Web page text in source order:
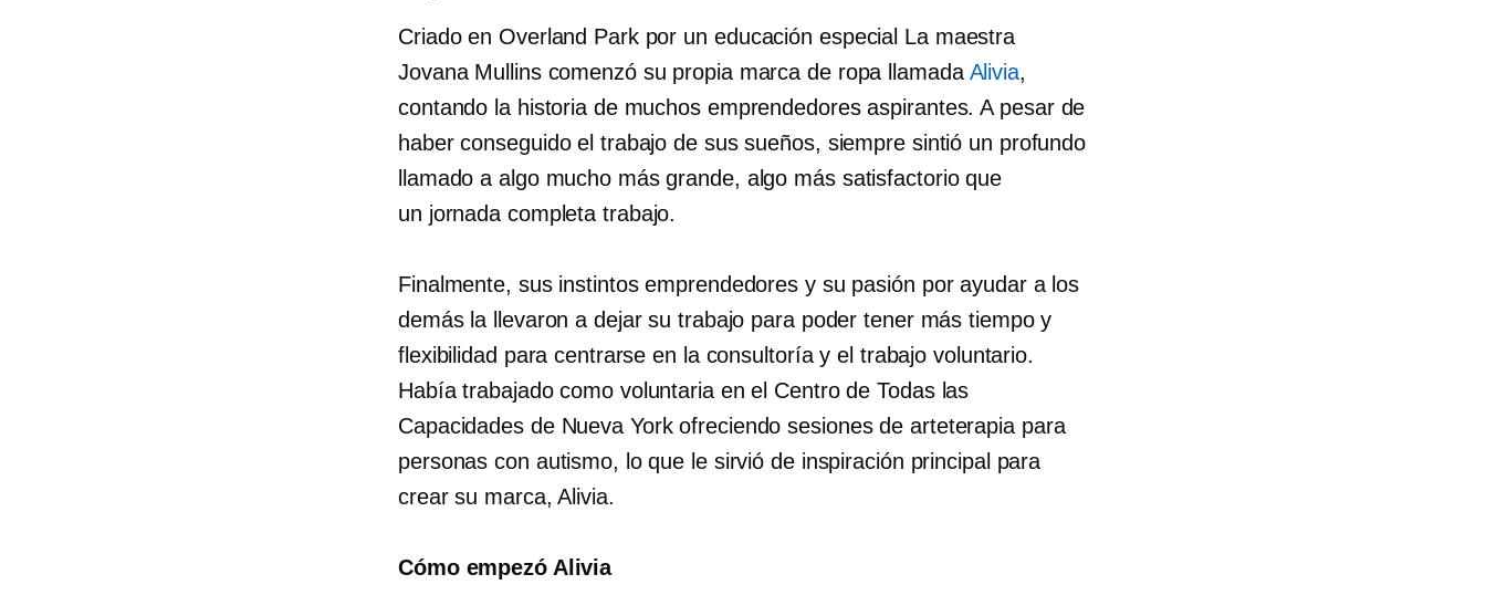
Criado en Overland Park por un educación especial La maestra
Jovana Mullins comenzó su propia marca de ropa llamada Alivia,
contando la historia de muchos emprendedores aspirantes. A pesar de
haber conseguido el trabajo de sus sueños, siempre sintió un profundo
llamado a algo mucho más grande, algo más satisfactorio que
un jornada completa trabajo.
Finalmente, sus instintos emprendedores y su pasión por ayudar a los
demás la llevaron a dejar su trabajo para poder tener más tiempo y
flexibilidad para centrarse en la consultoría y el trabajo voluntario.
Había trabajado como voluntaria en el Centro de Todas las
Capacidades de Nueva York ofreciendo sesiones de arteterapia para
personas con autismo, lo que le sirvió de inspiración principal para
crear su marca, Alivia.
Cómo empezó Alivia